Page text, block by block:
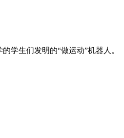
生们发明的“做运动”机器人。